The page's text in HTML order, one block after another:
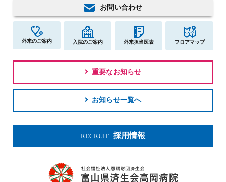
お問い合わせ
外来のご案内 入院のご案内 外来担当医表 フロアマップ
重要なお知らせ
お知らせ一覧へ
RECRUIT 採用情報